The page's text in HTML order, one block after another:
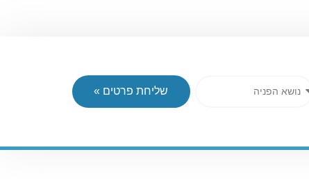
שליחת פרטים »